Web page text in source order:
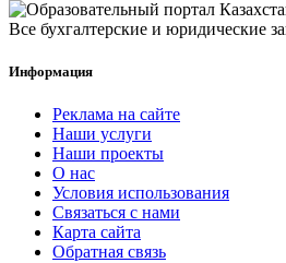
Все бухгалтерские и юридические
Информация
Реклама на сайте
Наши услуги
Наши проекты
О нас
Условия использования
Связаться с нами
Карта сайта
Обратная связь